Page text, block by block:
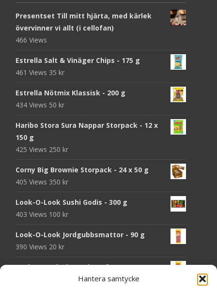
Hantera samtycke
Presentset Till mitt hjärta, med kärlek
övervinner vi allt (i cellofan)
466 Views
Estrella Salt & Vinäger Chips - 175 g
461 Views 35 kr
Estrella Nötmix Klassisk - 200 g
434 Views 50 kr
Haribo Stora Sura Nappar Storpack - 12 x
150 g
425 Views 250 kr
Corny Big Brownie Storpack - 24 x 50 g
405 Views 350 kr
Look-O-Look Sushi Godis - 300 g
403 Views 100 kr
Look-O-Look Jordgubbsmattor - 90 g
390 Views 20 kr
Look-O-Look Flygande Tefat - 20 g